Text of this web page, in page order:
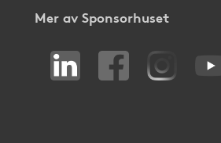
Mer av Sponsorhuset